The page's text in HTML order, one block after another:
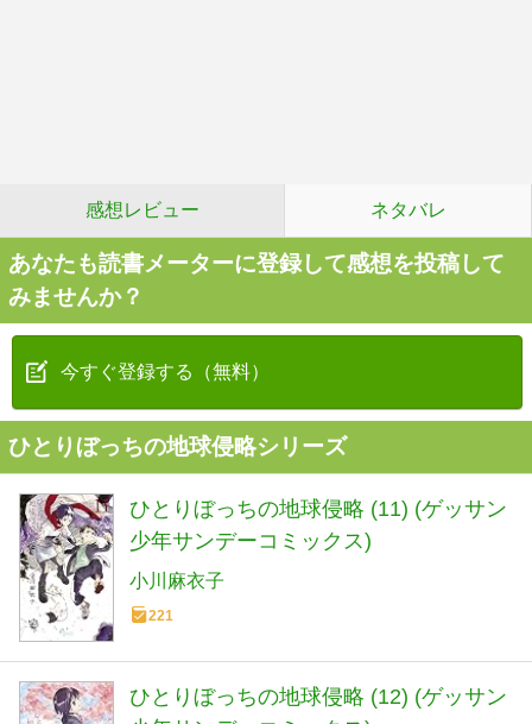
感想レビュー ネタバレ
あなたも読書メーターに登録して感想を投稿して
みませんか？
今すぐ登録する（無料）
ひとりぼっちの地球侵略シリーズ
ひとりぼっちの地球侵略 (11) (ゲッサン
少年サンデーコミックス)
小川麻衣子
221
ひとりぼっちの地球侵略 (12) (ゲッサン